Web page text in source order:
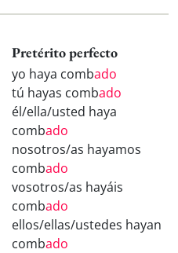
Pretérito perfecto
yo haya combado
tú hayas combado
él/ella/usted haya
combado
nosotros/as hayamos
combado
vosotros/as hayáis
combado
ellos/ellas/ustedes hayan
combado